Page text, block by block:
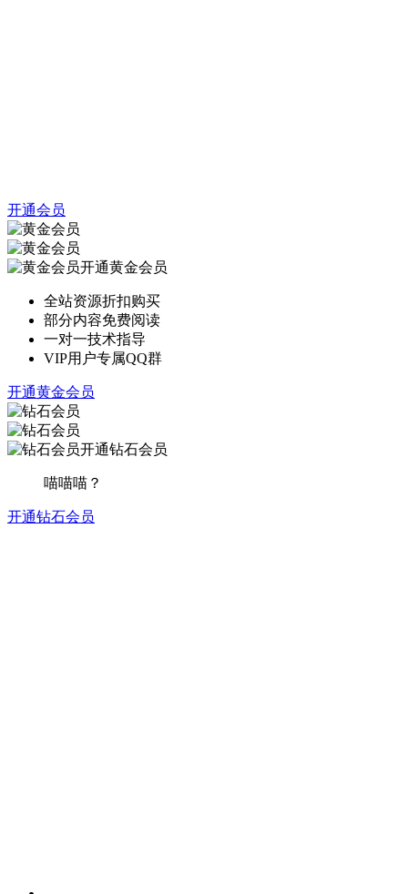
开通会员
开通黄金会员
全站资源折扣购买
部分内容免费阅读
一对一技术指导
VIP用户专属QQ群
开通黄金会员
开通钻石会员
喵喵喵？
开通钻石会员